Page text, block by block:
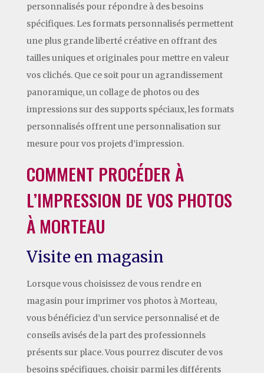
personnalisés pour répondre à des besoins
spécifiques. Les formats personnalisés permettent
une plus grande liberté créative en offrant des
tailles uniques et originales pour mettre en valeur
vos clichés. Que ce soit pour un agrandissement
panoramique, un collage de photos ou des
impressions sur des supports spéciaux, les formats
personnalisés offrent une personnalisation sur
mesure pour vos projets d’impression.
COMMENT PROCÉDER À
L’IMPRESSION DE VOS PHOTOS
À MORTEAU
Visite en magasin
Lorsque vous choisissez de vous rendre en
magasin pour imprimer vos photos à Morteau,
vous bénéficiez d’un service personnalisé et de
conseils avisés de la part des professionnels
présents sur place. Vous pourrez discuter de vos
besoins spécifiques, choisir parmi les différents